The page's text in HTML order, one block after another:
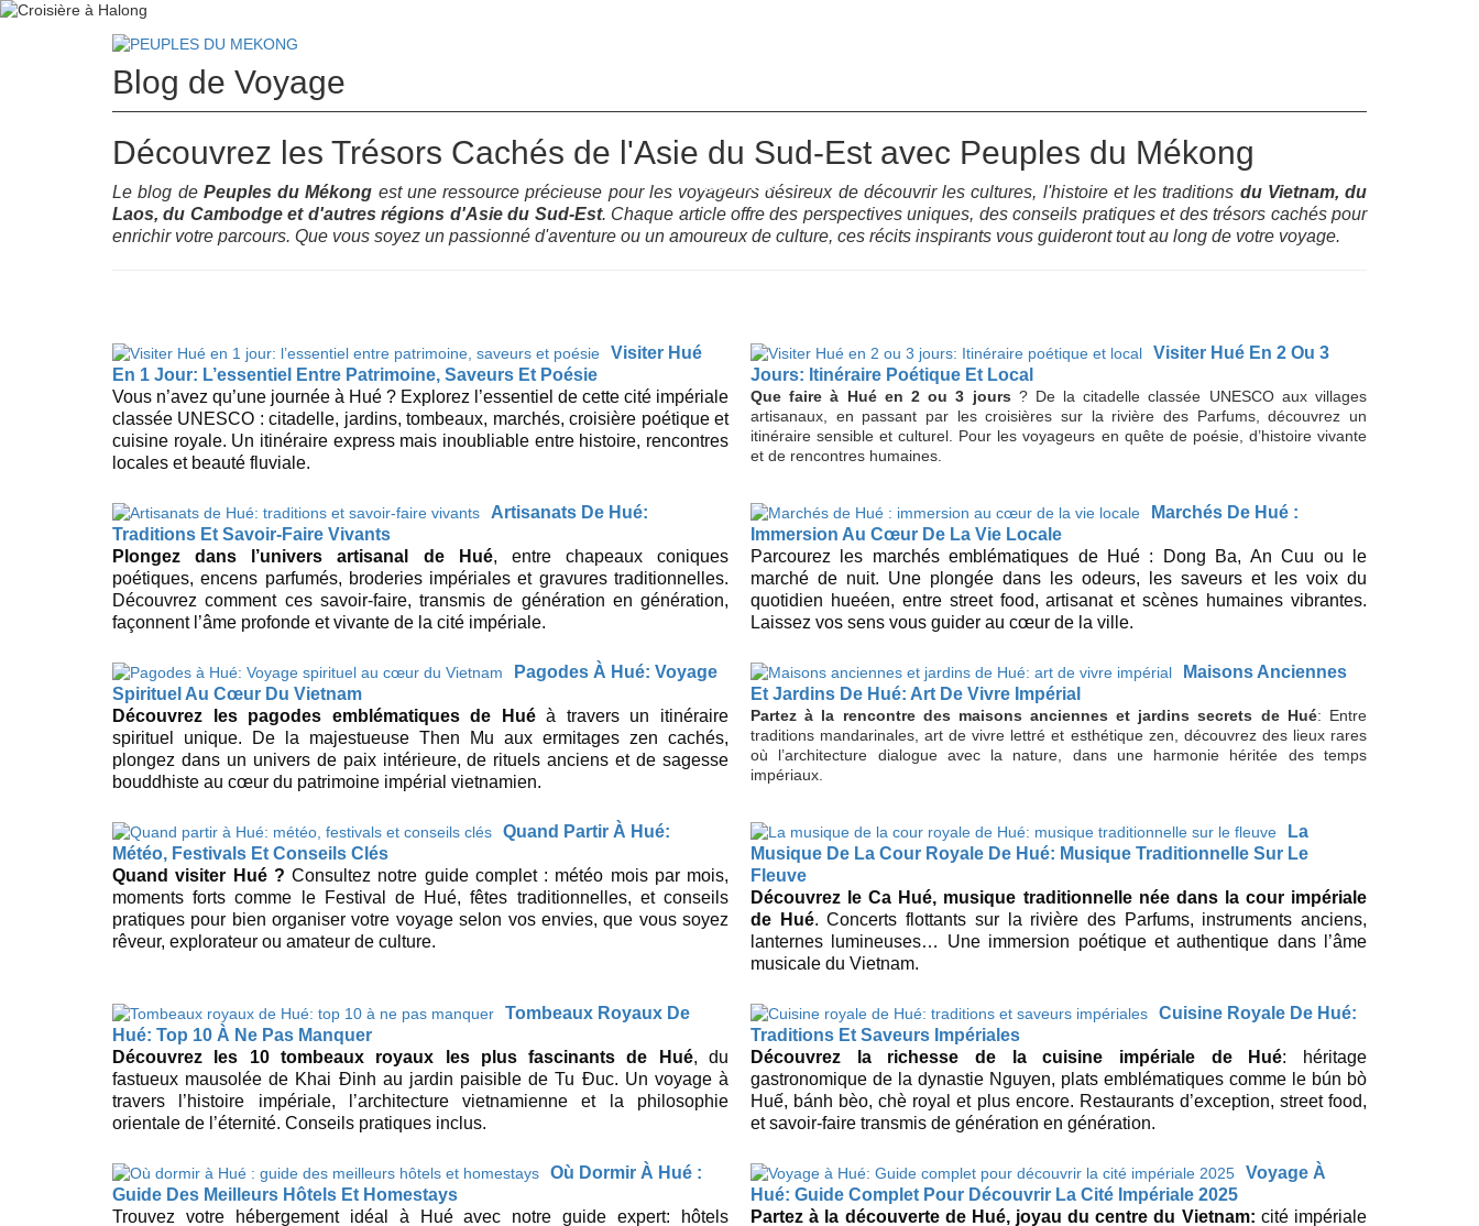
Vos envies
Blog de Voyage
Découvrez les Trésors Cachés de l'Asie du Sud-Est avec Peuples du Mékong
Le blog de Peuples du Mékong est une ressource précieuse pour les voyageurs désireux de découvrir les cultures, l'histoire et les traditions du Vietnam, du
Laos, du Cambodge et d'autres régions d'Asie du Sud-Est. Chaque article offre des perspectives uniques, des conseils pratiques et des trésors cachés pour
enrichir votre parcours. Que vous soyez un passionné d'aventure ou un amoureux de culture, ces récits inspirants vous guideront tout au long de votre voyage.
Visiter Hué
En 1 Jour: L’essentiel Entre Patrimoine, Saveurs Et Poésie
Vous n’avez qu’une journée à Hué ? Explorez l’essentiel de cette cité impériale
classée UNESCO : citadelle, jardins, tombeaux, marchés, croisière poétique et
cuisine royale. Un itinéraire express mais inoubliable entre histoire, rencontres
locales et beauté fluviale.
Visiter Hué En 2 Ou 3
Jours: Itinéraire Poétique Et Local
Que faire à Hué en 2 ou 3 jours ? De la citadelle classée UNESCO aux villages
artisanaux, en passant par les croisières sur la rivière des Parfums, découvrez un
itinéraire sensible et culturel. Pour les voyageurs en quête de poésie, d’histoire vivante
et de rencontres humaines.
Artisanats De Hué:
Traditions Et Savoir-Faire Vivants
Plongez dans l’univers artisanal de Hué, entre chapeaux coniques
poétiques, encens parfumés, broderies impériales et gravures traditionnelles.
Découvrez comment ces savoir-faire, transmis de génération en génération,
façonnent l’âme profonde et vivante de la cité impériale.
Marchés De Hué :
Immersion Au Cœur De La Vie Locale
Parcourez les marchés emblématiques de Hué : Dong Ba, An Cuu ou le
marché de nuit. Une plongée dans les odeurs, les saveurs et les voix du
quotidien hueéen, entre street food, artisanat et scènes humaines vibrantes.
Laissez vos sens vous guider au cœur de la ville.
Pagodes À Hué: Voyage
Spirituel Au Cœur Du Vietnam
Découvrez les pagodes emblématiques de Huéà travers un itinéraire
spirituel unique. De la majestueuse Then Mu aux ermitages zen cachés,
plongez dans un univers de paix intérieure, de rituels anciens et de sagesse
bouddhiste au cœur du patrimoine impérial vietnamien.
Maisons Anciennes
Et Jardins De Hué: Art De Vivre Impérial
Partez à la rencontre des maisons anciennes et jardins secrets de Hué: Entre
traditions mandarinales, art de vivre lettré et esthétique zen, découvrez des lieux rares
où l’architecture dialogue avec la nature, dans une harmonie héritée des temps
impériaux.
Quand Partir À Hué:
Météo, Festivals Et Conseils Clés
Quand visiter Hué ? Consultez notre guide complet : météo mois par mois,
moments forts comme le Festival de Hué, fêtes traditionnelles, et conseils
pratiques pour bien organiser votre voyage selon vos envies, que vous soyez
rêveur, explorateur ou amateur de culture.
La
Musique De La Cour Royale De Hué: Musique Traditionnelle Sur Le
Fleuve
Découvrez le Ca Hué, musique traditionnelle née dans la cour impériale
de Hué. Concerts flottants sur la rivière des Parfums, instruments anciens,
lanternes lumineuses… Une immersion poétique et authentique dans l’âme
musicale du Vietnam.
Tombeaux Royaux De
Hué: Top 10 À Ne Pas Manquer
Découvrez les 10 tombeaux royaux les plus fascinants de Hué, du
fastueux mausolée de Khai Đinh au jardin paisible de Tu Đuc. Un voyage à
travers l’histoire impériale, l’architecture vietnamienne et la philosophie
orientale de l’éternité. Conseils pratiques inclus.
Cuisine Royale De Hué:
Traditions Et Saveurs Impériales
Découvrez la richesse de la cuisine impériale de Hué: héritage
gastronomique de la dynastie Nguyen, plats emblématiques comme le bún bò
Huế, bánh bèo, chè royal et plus encore. Restaurants d’exception, street food,
et savoir-faire transmis de génération en génération.
Où Dormir À Hué :
Guide Des Meilleurs Hôtels Et Homestays
Trouvez votre hébergement idéal à Hué avec notre guide expert: hôtels
Voyage À
Hué: Guide Complet Pour Découvrir La Cité Impériale 2025
Partez à la découverte de Hué, joyau du centre du Vietnam: cité impériale